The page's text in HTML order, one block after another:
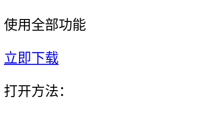
使用全部功能
立即下载
打开方法：